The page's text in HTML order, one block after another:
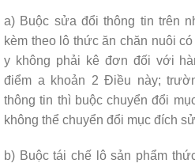
a) Buộc sửa đổi thông tin trên
kèm theo lô thức ăn chăn nuôi
y không phải kê đơn đối với
điểm a khoản 2 Điều này;
thông tin thì buộc chuyển đổi
không thể chuyển đổi mục đích
b) Buộc tái chế lô sản phẩm